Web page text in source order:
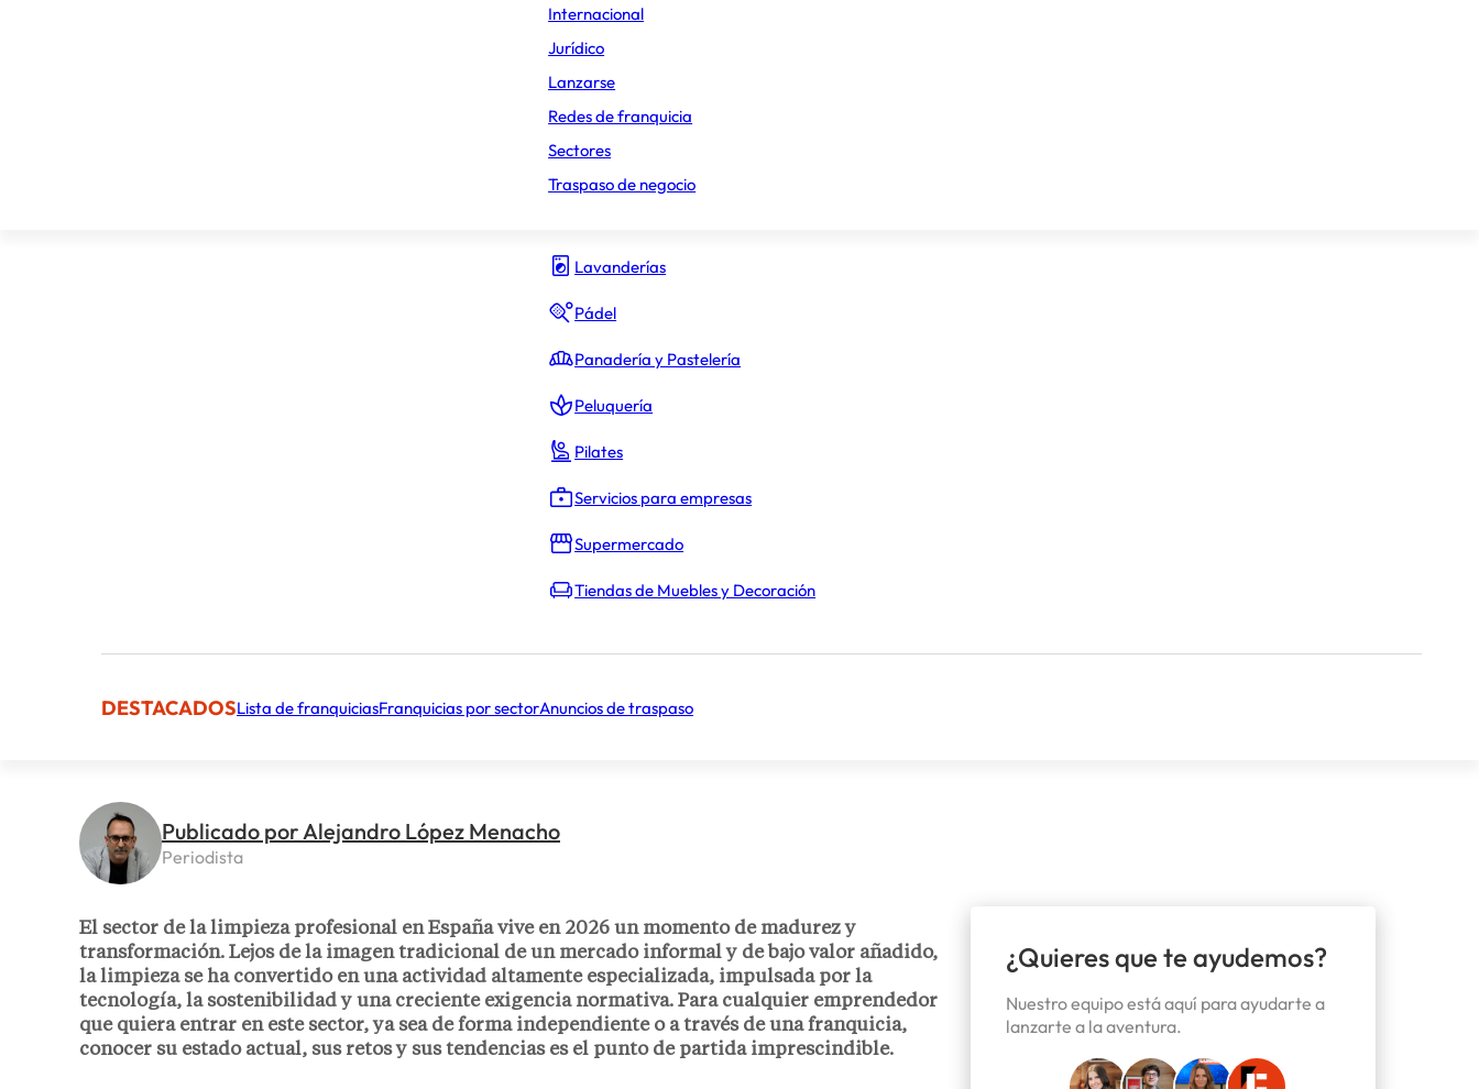
Hamburguesas
Heladerías
Hostelería y Restauración
Lavanderías
Pádel
Panadería y Pastelería
Peluquería
Pilates
Servicios para empresas
Supermercado
Tiendas de Muebles y Decoración
DESTACADOSLista de franquiciasFranquicias por sectorAnuncios de traspaso
Internacional
Jurídico
Lanzarse
Redes de franquicia
Sectores
Traspaso de negocio
Publicado por Alejandro López Menacho
Periodista
El sector de la limpieza profesional en España vive en 2026 un momento de madurez y
transformación. Lejos de la imagen tradicional de un mercado informal y de bajo valor añadido,
la limpieza se ha convertido en una actividad altamente especializada, impulsada por la
tecnología, la sostenibilidad y una creciente exigencia normativa. Para cualquier emprendedor
que quiera entrar en este sector, ya sea de forma independiente o a través de una franquicia,
conocer su estado actual, sus retos y sus tendencias es el punto de partida imprescindible.
¿Quieres que te ayudemos?
Nuestro equipo está aquí para ayudarte a
lanzarte a la aventura.